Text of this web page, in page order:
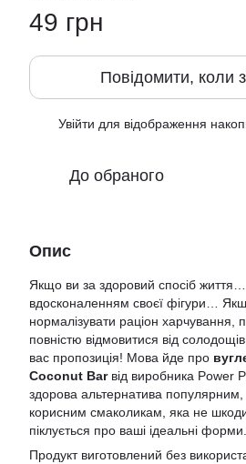
49 грн
Повідомити, коли
Увійти для відображення
До обраного
Опис
Якщо ви за здоровий спосіб
вдосконаленням своєї фігури…
нормалізувати раціон харчування,
повністю відмовитися від
вас пропозиція! Мова йде про
Coconut Barвід виробника Power
здорова альтернатива популярним,
корисним смаколикам, яка не
піклується про ваші ідеальні форми.
Продукт виготовлений без